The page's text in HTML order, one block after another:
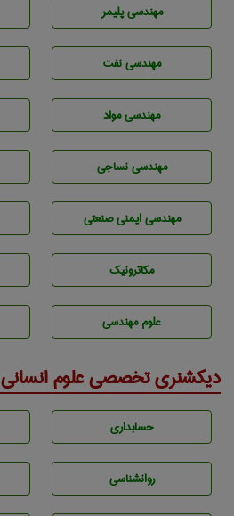
مهندسی پليمر
مهندسی نفت
مهندسی مواد
مهندسي نساجی
مهندسی ایمنی صنعتی
مکاترونیک
علوم مهندسی
دیکشنری تخصصی علوم انسانی
حسابداری
روانشناسی